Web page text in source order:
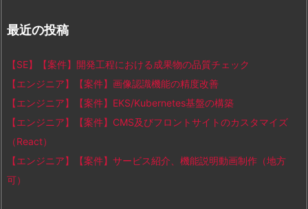
最近の投稿
【SE】【案件】開発工程における成果物の品質チェック
【エンジニア】【案件】画像認識機能の精度改善
【エンジニア】【案件】EKS/Kubernetes基盤の構築
【エンジニア】【案件】CMS及びフロントサイトのカスタマイズ
（React）
【エンジニア】【案件】サービス紹介、機能説明動画制作（地方
可）